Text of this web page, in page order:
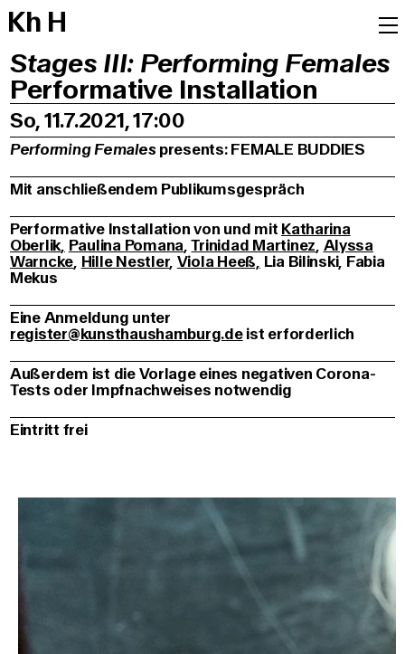
Kh H
Stages III: Performing Females
Performative Installation
So, 11.7.2021, 17:00
Performing Femalespresents: FEMALE BUDDIES
Mit anschließendem Publikumsgespräch
Performative Installation von und mit Katharina
Oberlik, Paulina Pomana,Trinidad Martinez, Alyssa
Warncke, Hille Nestler, Viola Heeß, Lia Bilinski, Fabia
Mekus
Eine Anmeldung unter
register@kunsthaushamburg.deist erforderlich
Außerdem ist die Vorlage eines negativen Corona-
Tests oder Impfnachweises notwendig
Eintritt frei